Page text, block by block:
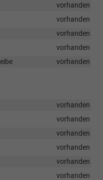
vorhanden
vorhanden
vorhanden
vorhanden
vorhanden
vorhanden
vorhanden
vorhanden
vorhanden
vorhanden
vorhanden